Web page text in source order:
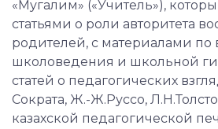
«Мугалим» («Учитель»),
статьями о роли авторитета
родителей, с материалами по
школоведения и школьной
статей о педагогических
Сократа, Ж.-Ж.Руссо,
казахской педагогической